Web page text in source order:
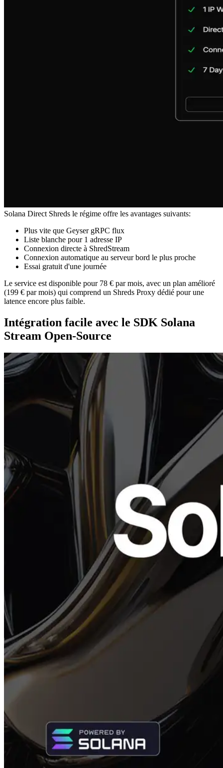
Solana Direct Shreds le régime offre les avantages suivants:
Plus vite que Geyser gRPC flux
Liste blanche pour 1 adresse IP
Connexion directe à ShredStream
Connexion automatique au serveur bord le plus proche
Essai gratuit d'une journée
Le service est disponible pour 78 € par mois, avec un plan amélioré
(199 € par mois) qui comprend un Shreds Proxy dédié pour une
latence encore plus faible.
Intégration facile avec le SDK Solana
Stream Open-Source